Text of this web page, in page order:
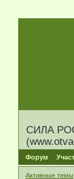
СИЛА
Форум
Активные темы